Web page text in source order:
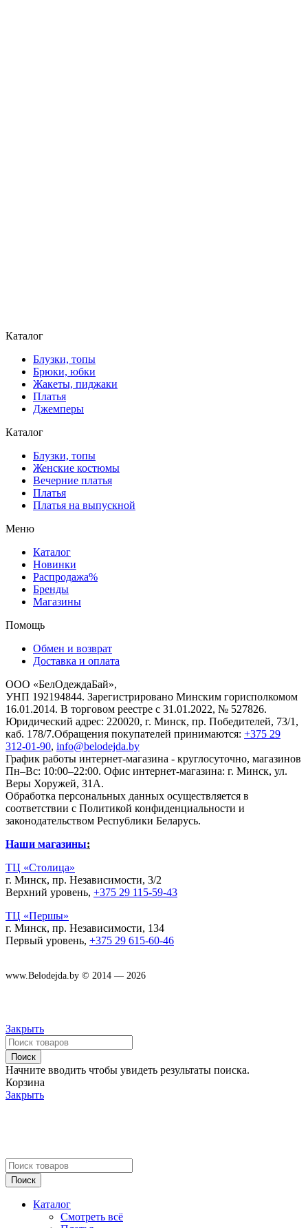
Каталог
Блузки, топы
Брюки, юбки
Жакеты, пиджаки
Платья
Джемперы
Каталог
Блузки, топы
Женские костюмы
Вечерние платья
Платья
Платья на выпускной
Меню
Каталог
Новинки
Распродажа%
Бренды
Магазины
Помощь
Обмен и возврат
Доставка и оплата
ООО «БелОдеждаБай»,
УНП 192194844. Зарегистрировано Минским горисполкомом
16.01.2014. В торговом реестре с 31.01.2022, № 527826.
Юридический адрес: 220020, г. Минск, пр. Победителей, 73/1,
каб. 178/7.Обращения покупателей принимаются: +375 29
312-01-90, info@belodejda.by
График работы интернет-магазина - круглосуточно, магазинов
Пн–Вс: 10:00–22:00. Офис интернет-магазина: г. Минск, ул.
Веры Хоружей, 31А.
Обработка персональных данных осуществляется в
соответствии с Политикой конфиденциальности и
законодательством Республики Беларусь.
Наши магазины:
ТЦ «Столица»
г. Минск, пр. Независимости, 3/2
Верхний уровень, +375 29 115-59-43
ТЦ «Першы»
г. Минск, пр. Независимости, 134
Первый уровень, +375 29 615-60-46
www.Belodejda.by © 2014 — 2026
Закрыть
Поиск
Начните вводить чтобы увидеть результаты поиска.
Корзина
Закрыть
Поиск
Каталог
Смотреть всё